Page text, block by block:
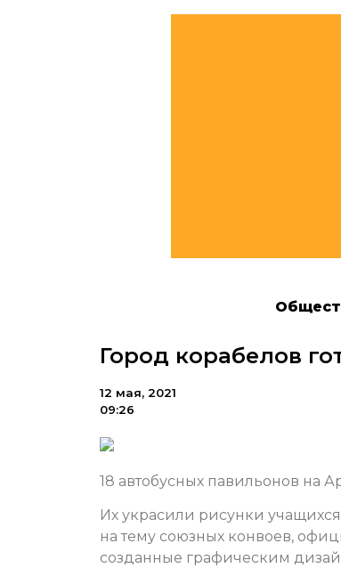
Город корабелов
12 мая, 2021
09:26
18 автобусных павильонов на
Их украсили рисунки
на тему союзных конвоев,
созданные графическим